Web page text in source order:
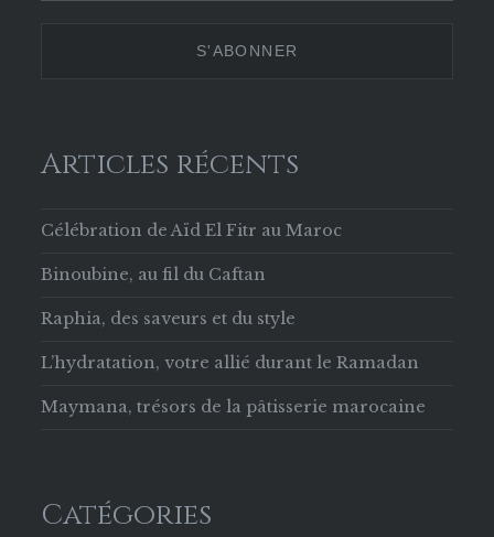
629853133756169
TwitterInstagram
Pinterest
Articles récents
Célébration de Aïd El Fitr au Maroc
Binoubine, au fil du Caftan
Raphia, des saveurs et du style
L’hydratation, votre allié durant le Ramadan
Maymana, trésors de la pâtisserie marocaine
Catégories